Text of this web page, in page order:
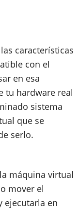
características
con el
en esa
tu hardware real
sistema
que se
serlo.
máquina virtual
mover el
ejecutarla en